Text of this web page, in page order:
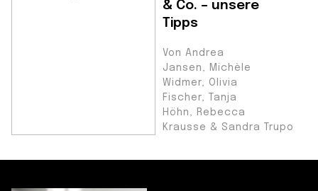
& Co. – unsere
Tipps
Von Andrea
Jansen, Michèle
Widmer, Olivia
Fischer, Tanja
Höhn, Rebecca
Krausse & Sandra Trupo